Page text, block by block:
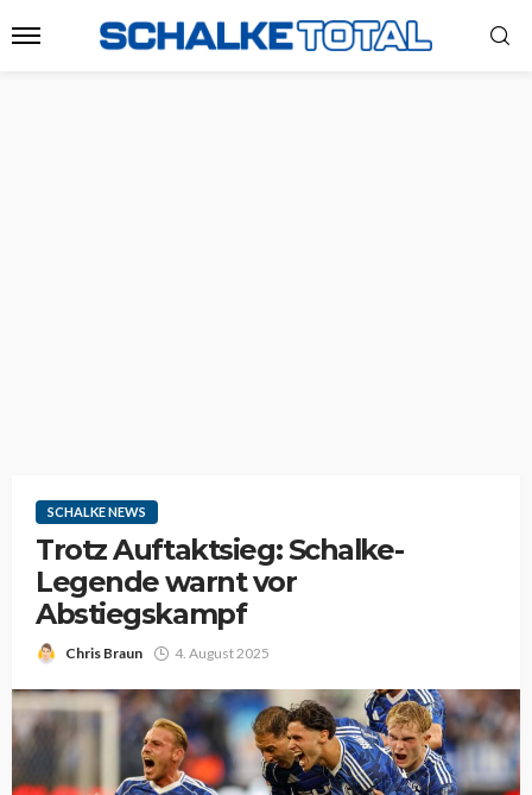
SCHALKE NEWS
Trotz Auftaktsieg: Schalke-
Legende warnt vor
Abstiegskampf
Chris Braun 4. August 2025